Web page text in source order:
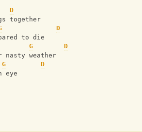
D
together
D
to die
G
D
weather
G
D
eye